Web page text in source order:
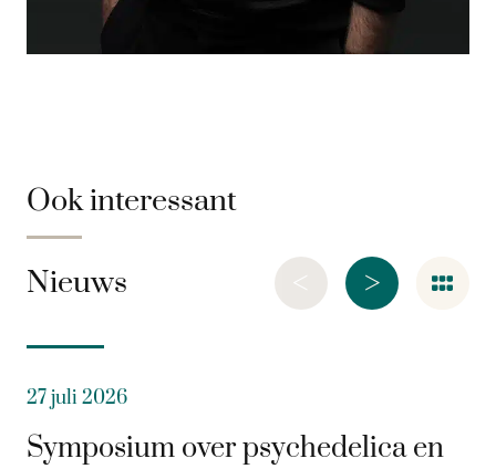
Ook interessant
Nieuws >
<
27 juli 2026
Symposium over psychedelica en